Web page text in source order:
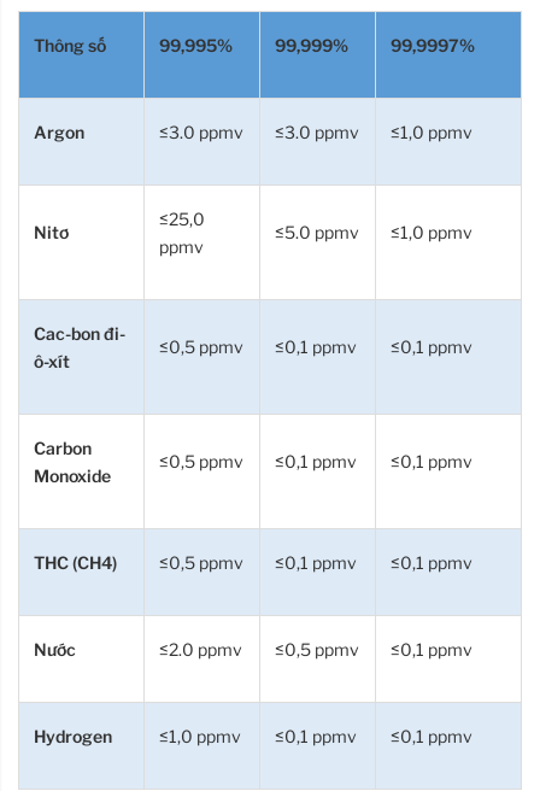
Thông số 99,995% 99,999% 99,9997%
Argon ≤3.0 ppmv ≤3.0 ppmv ≤1,0 ppmv
Nitơ
≤25,0
ppmv
≤5.0 ppmv ≤1,0 ppmv
Cac-bon đi-
ô-xít
≤0,5 ppmv ≤0,1 ppmv ≤0,1 ppmv
Carbon
Monoxide
≤0,5 ppmv ≤0,1 ppmv ≤0,1 ppmv
THC (CH4) ≤0,5 ppmv ≤0,1 ppmv ≤0,1 ppmv
Nước ≤2.0 ppmv ≤0,5 ppmv ≤0,1 ppmv
Hydrogen ≤1,0 ppmv ≤0,1 ppmv ≤0,1 ppmv